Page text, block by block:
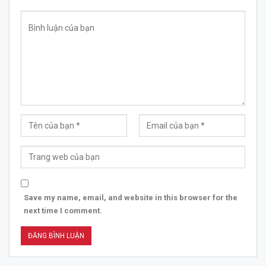
Save my name, email, and website in this browser for the
next time I comment.